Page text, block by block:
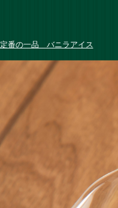
定番の一品 バニラアイス